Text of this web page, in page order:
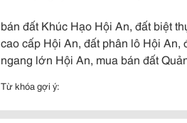
bán đất Khúc Hạo Hội An, đất biệt
cao cấp Hội An, đất phân lô Hội
ngang lớn Hội An, mua bán đất
Từ khóa gợi ý: